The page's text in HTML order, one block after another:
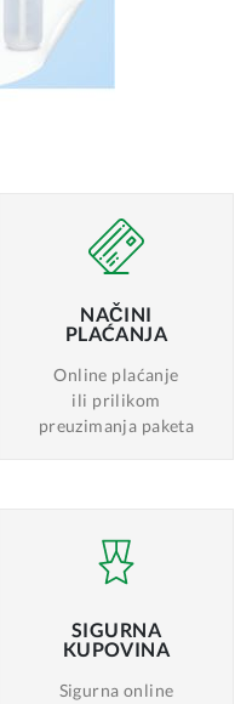
NAČINI
PLAĆANJA
Online plaćanje
ili prilikom
preuzimanja paketa
SIGURNA
KUPOVINA
Sigurna online